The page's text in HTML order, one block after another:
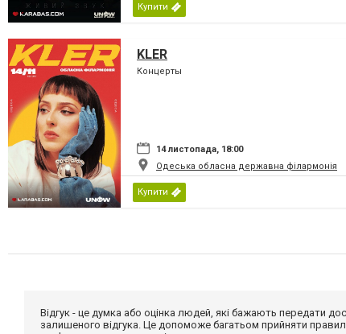
Купити
KLER
Концерты
14 листопада, 18:00
Одеська обласна державна філармонія
Купити
Відгук - це думка або оцінка людей, які бажають передати
залишеного відгука. Це допоможе багатьом прийняти